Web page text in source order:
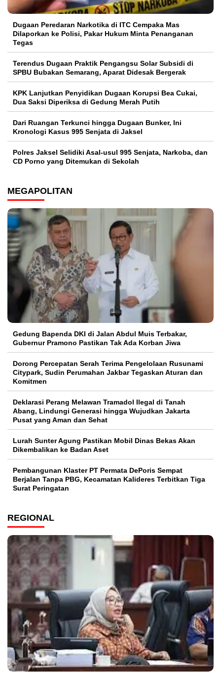
Dugaan Peredaran Narkotika di ITC Cempaka Mas
Dilaporkan ke Polisi, Pakar Hukum Minta Penanganan
Tegas
Terendus Dugaan Praktik Pengangsu Solar Subsidi di
SPBU Bubakan Semarang, Aparat Didesak Bergerak
KPK Lanjutkan Penyidikan Dugaan Korupsi Bea Cukai,
Dua Saksi Diperiksa di Gedung Merah Putih
Dari Ruangan Terkunci hingga Dugaan Bunker, Ini
Kronologi Kasus 995 Senjata di Jaksel
Polres Jaksel Selidiki Asal-usul 995 Senjata, Narkoba, dan
CD Porno yang Ditemukan di Sekolah
MEGAPOLITAN
Gedung Bapenda DKI di Jalan Abdul Muis Terbakar,
Gubernur Pramono Pastikan Tak Ada Korban Jiwa
Dorong Percepatan Serah Terima Pengelolaan Rusunami
Citypark, Sudin Perumahan Jakbar Tegaskan Aturan dan
Komitmen
Deklarasi Perang Melawan Tramadol Ilegal di Tanah
Abang, Lindungi Generasi hingga Wujudkan Jakarta
Pusat yang Aman dan Sehat
Lurah Sunter Agung Pastikan Mobil Dinas Bekas Akan
Dikembalikan ke Badan Aset
Pembangunan Klaster PT Permata DePoris Sempat
Berjalan Tanpa PBG, Kecamatan Kalideres Terbitkan Tiga
Surat Peringatan
REGIONAL